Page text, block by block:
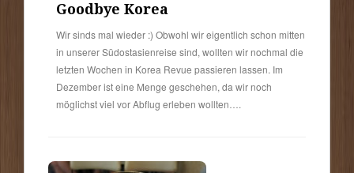
Goodbye Korea
Wir sinds mal wieder :) Obwohl wir eigentlich schon mitten
in unserer Südostasienreise sind, wollten wir nochmal die
letzten Wochen in Korea Revue passieren lassen. Im
Dezember ist eine Menge geschehen, da wir noch
möglichst viel vor Abflug erleben wollten….